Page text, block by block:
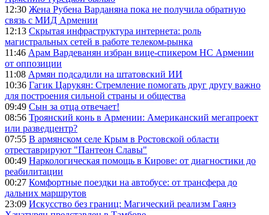
12:30 Жена Рубена Варданяна пока не получила обратную
связь с МИД Армении
12:13 Скрытая инфраструктура интернета: роль
магистральных сетей в работе телеком-рынка
11:46 Арам Вардеванян избран вице-спикером НС Армении
от оппозиции
11:08 Армян подсадили на штатовский ИИ
10:36 Гагик Царукян: Стремление помогать друг другу важно
для построения сильной страны и общества
09:49 Сын за отца отвечает!
08:56 Троянский конь в Армении: Американский мегапроект
или разведцентр?
07:55 В армянском селе Крым в Ростовской области
отреставрируют "Пантеон Славы"
00:49 Наркологическая помощь в Кирове: от диагностики до
реабилитации
00:27 Комфортные поездки на автобусе: от трансфера до
дальних маршрутов
23:09 Искусство без границ: Магический реализм Гаянэ